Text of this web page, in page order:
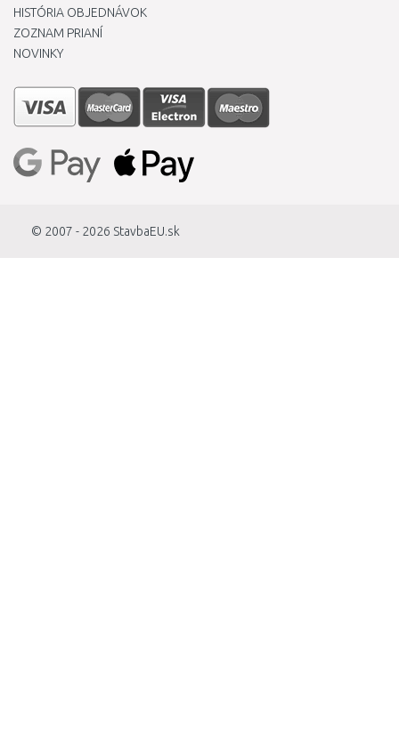
HISTÓRIA OBJEDNÁVOK
ZOZNAM PRIANÍ
NOVINKY
© 2007 - 2026 StavbaEU.sk